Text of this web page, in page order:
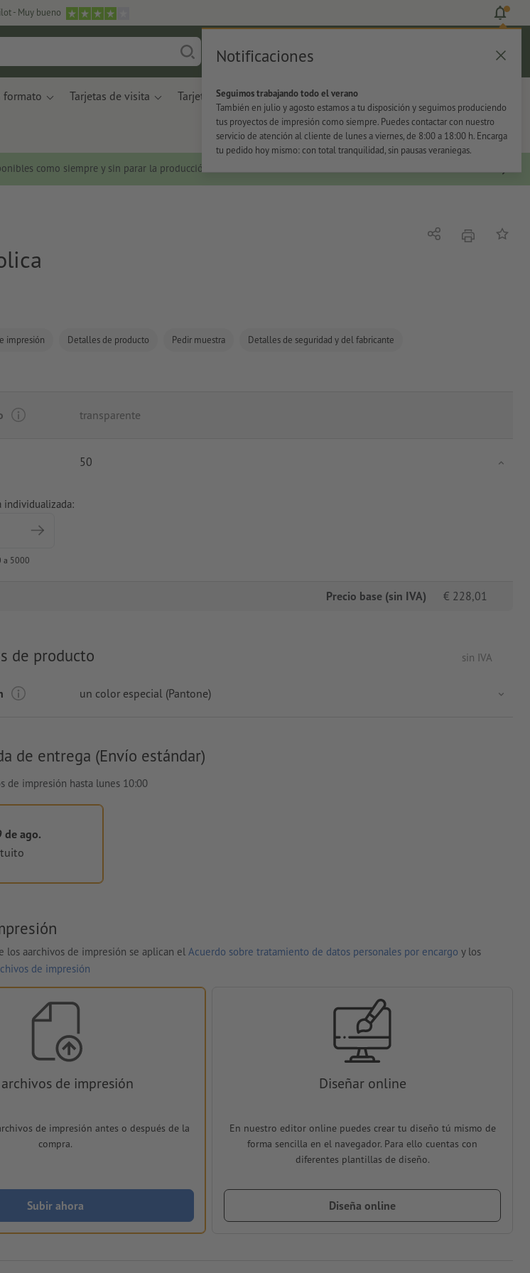
- Muy bueno
Notificaciones
Seguimos trabajando todo el verano
También en julio y agosto estamos a tu disposición y seguimos produciendo
tus proyectos de impresión como siempre. Puedes contactar con nuestro
servicio de atención al cliente de lunes a viernes, de 8:00 a 18:00 h. Encarga
tu pedido hoy mismo: con total tranquilidad, sin pausas veraniegas.
Cesta
formato Tarjetas de visita Tarjetas Oficina Adhesivos
como siempre y sin parar la producción.
impresión Detalles de producto Pedir muestra Detalles de seguridad y del fabricante
CompartirimprimirAñadir
transparente
50
individualizada:
a 5000
Precio base (sin IVA) € 228,01
de producto sin IVA
un color especial (Pantone)
de entrega (Envío estándar)
de impresión hasta lunes 10:00
de ago.
los aarchivos de impresión se aplican el Acuerdo sobre tratamiento de datos personales por encargo y los
de impresión
archivos de impresión
de impresión antes o después de la
compra.
Subir ahora
Diseñar online
En nuestro editor online puedes crear tu diseño tú mismo de
forma sencilla en el navegador. Para ello cuentas con
diferentes plantillas de diseño.
Diseña online